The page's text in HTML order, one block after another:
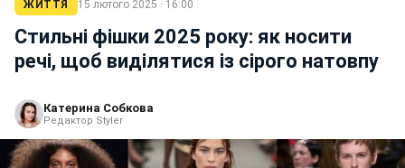
ЖИТТЯ 15 лютого 2025 · 16:00
Стильні фішки 2025 року: як носити
речі, щоб виділятися із сірого натовпу
Катерина Собкова
Редактор Styler